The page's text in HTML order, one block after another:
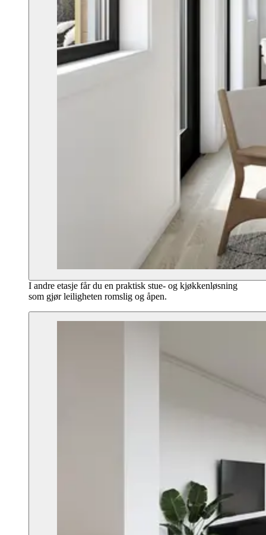
I andre etasje får du en praktisk stue- og kjøkkenløsning
som gjør leiligheten romslig og åpen.